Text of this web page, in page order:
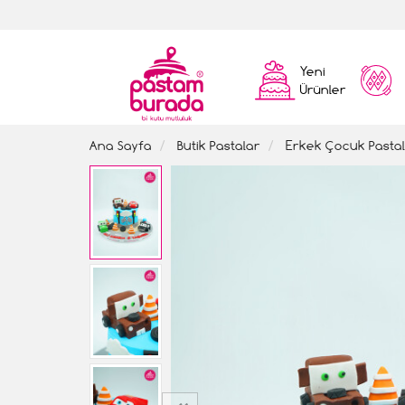
Yeni
Ürünler
Ana Sayfa Butik Pastalar Erkek Çocuk